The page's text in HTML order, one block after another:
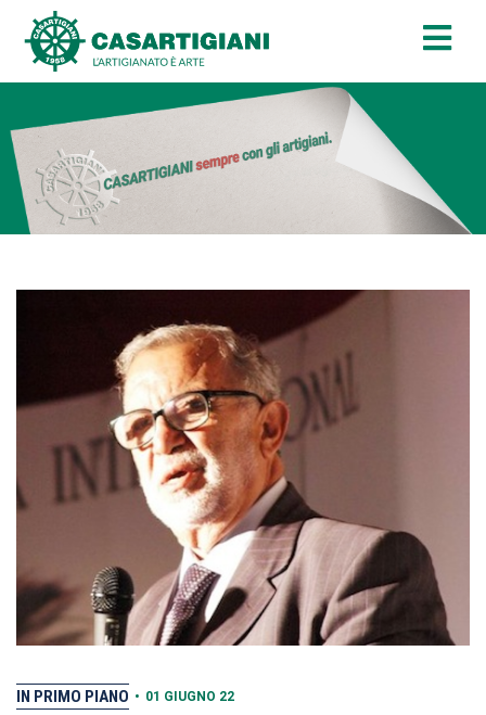
IN PRIMO PIANO • 01 GIUGNO 22